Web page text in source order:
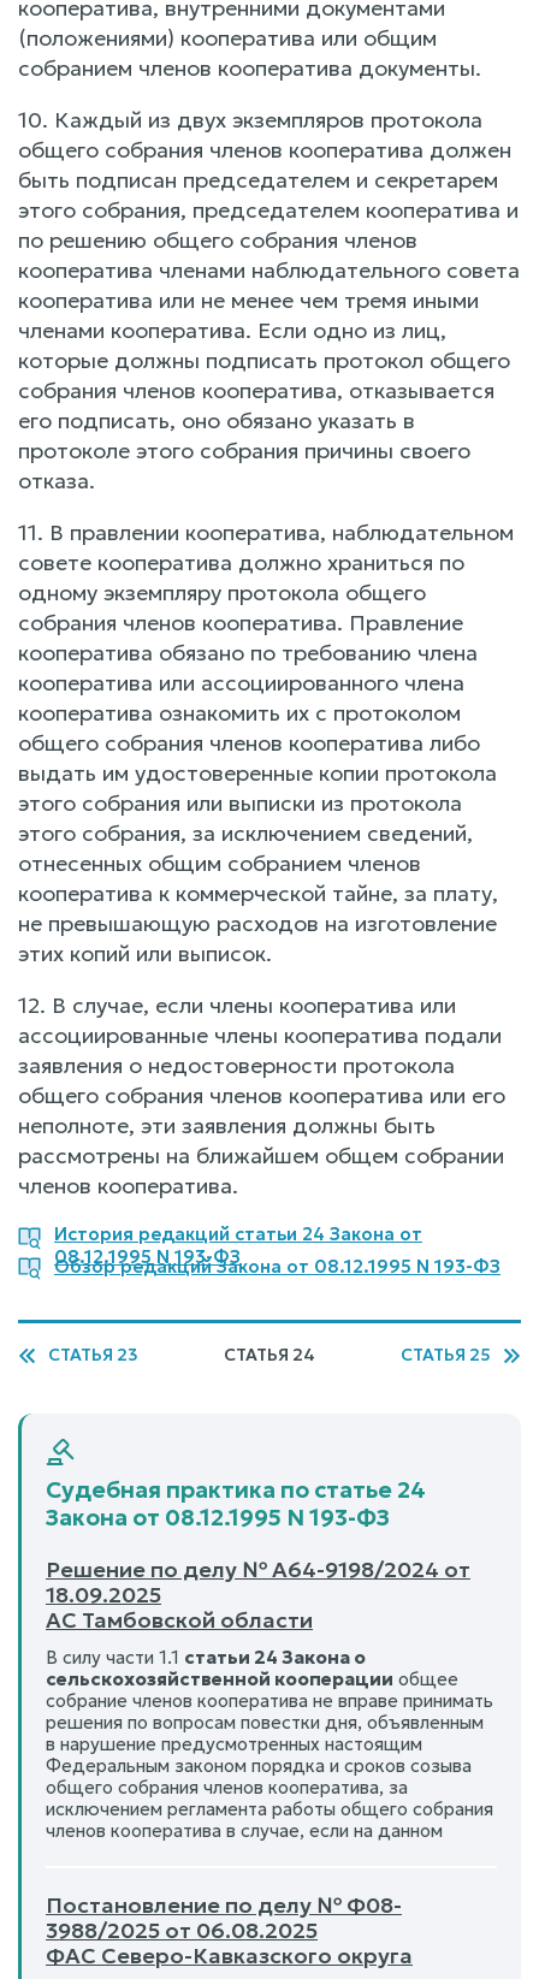
кооператива, внутренними документами
(положениями) кооператива или общим
собранием членов кооператива документы.
10. Каждый из двух экземпляров протокола
общего собрания членов кооператива должен
быть подписан председателем и секретарем
этого собрания, председателем кооператива и
по решению общего собрания членов
кооператива членами наблюдательного совета
кооператива или не менее чем тремя иными
членами кооператива. Если одно из лиц,
которые должны подписать протокол общего
собрания членов кооператива, отказывается
его подписать, оно обязано указать в
протоколе этого собрания причины своего
отказа.
11. В правлении кооператива, наблюдательном
совете кооператива должно храниться по
одному экземпляру протокола общего
собрания членов кооператива. Правление
кооператива обязано по требованию члена
кооператива или ассоциированного члена
кооператива ознакомить их с протоколом
общего собрания членов кооператива либо
выдать им удостоверенные копии протокола
этого собрания или выписки из протокола
этого собрания, за исключением сведений,
отнесенных общим собранием членов
кооператива к коммерческой тайне, за плату,
не превышающую расходов на изготовление
этих копий или выписок.
12. В случае, если члены кооператива или
ассоциированные члены кооператива подали
заявления о недостоверности протокола
общего собрания членов кооператива или его
неполноте, эти заявления должны быть
рассмотрены на ближайшем общем собрании
членов кооператива.
История редакций статьи 24 Закона от
08.12.1995 N 193-ФЗ
Обзор редакций Закона от 08.12.1995 N 193-ФЗ
СТАТЬЯ 23 СТАТЬЯ 24 СТАТЬЯ 25
Судебная практика по статье 24
Закона от 08.12.1995 N 193-ФЗ
Решение по делу № А64-9198/2024 от
18.09.2025
АС Тамбовской области
В силу части 1.1 статьи 24 Закона о
сельскохозяйственной кооперации общее
собрание членов кооператива не вправе принимать
решения по вопросам повестки дня, объявленным
в нарушение предусмотренных настоящим
Федеральным законом порядка и сроков созыва
общего собрания членов кооператива, за
исключением регламента работы общего собрания
членов кооператива в случае, если на данном
Постановление по делу № Ф08-
3988/2025 от 06.08.2025
ФАС Северо-Кавказского округа